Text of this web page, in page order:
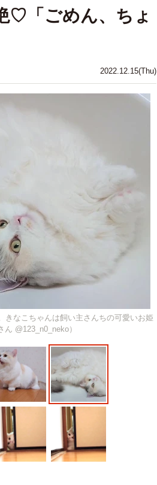
2022.12.15(Thu)
♡「ごめん、ちょ
きなこちゃんは飼い主さんちの可愛いお姫
@123_n0_neko）